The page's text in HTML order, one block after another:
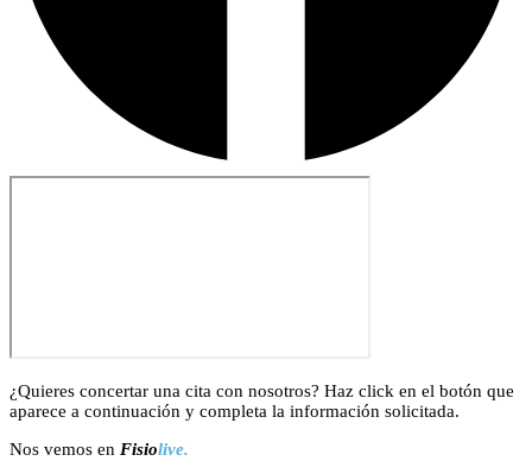
¿Quieres concertar una cita con nosotros? Haz click en el botón que
aparece a continuación y completa la información solicitada.
Nos vemos en Fisiolive.